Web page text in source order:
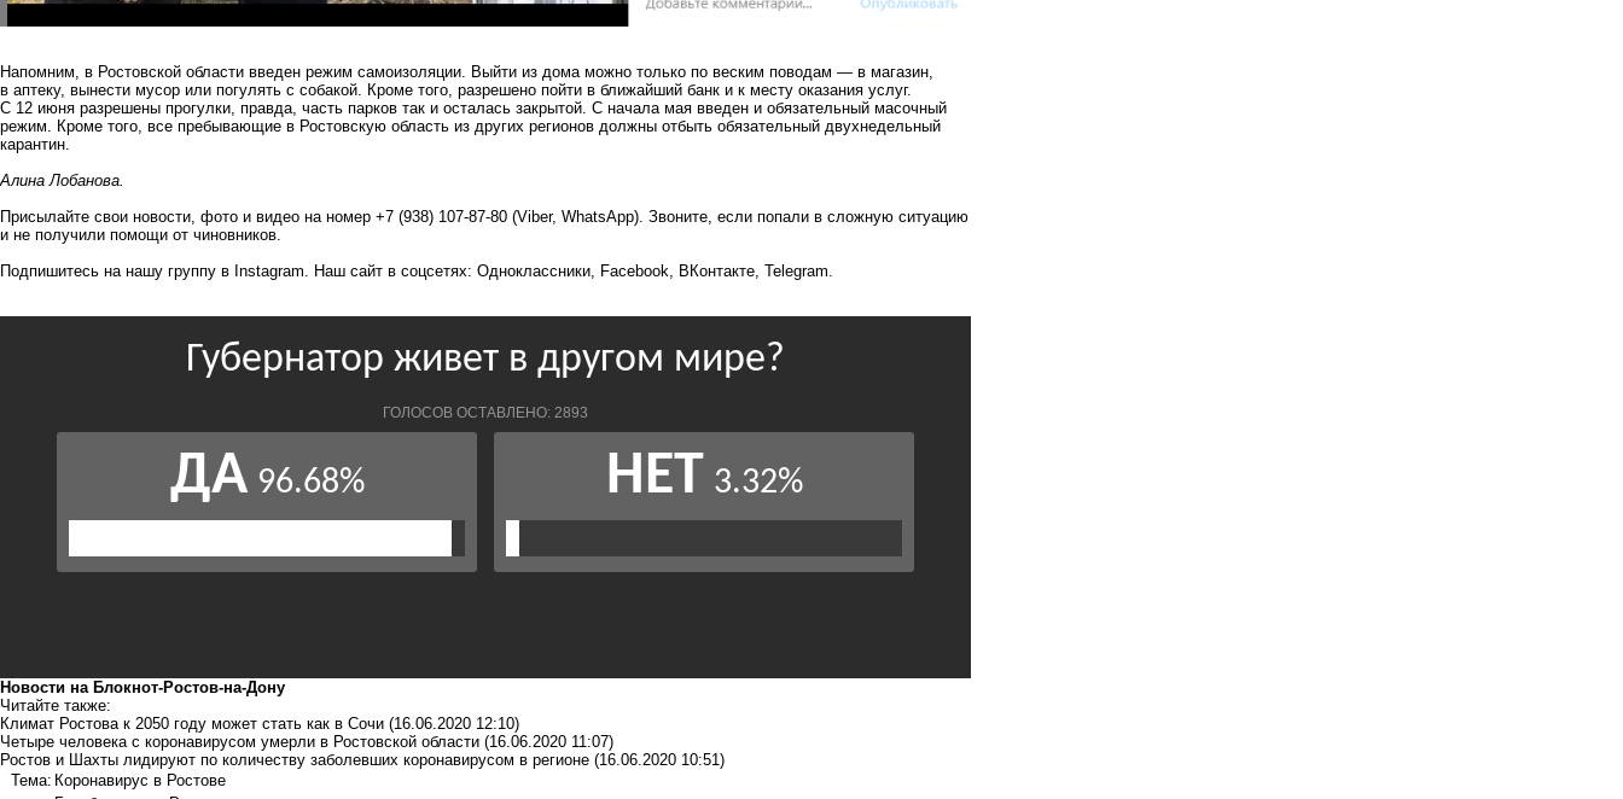
Напомним, в Ростовской области введен режим самоизоляции. Выйти из дома можно только по веским поводам — в магазин,
в аптеку, вынести мусор или погулять с собакой. Кроме того, разрешено пойти в ближайший банк и к месту оказания услуг.
С 12 июня разрешены прогулки, правда, часть парков так и осталась закрытой. С начала мая введен и обязательный масочный
режим. Кроме того, все пребывающие в Ростовскую область из других регионов должны отбыть обязательный двухнедельный
карантин.
Алина Лобанова.
Присылайте свои новости, фото и видео на номер +7 (938) 107-87-80 (Viber, WhatsApp). Звоните, если попали в сложную ситуацию
и не получили помощи от чиновников.
Подпишитесь на нашу группу в Instagram . Наш сайт в соцсетях: Одноклассники Facebook ВКонтакте Telegram
Новости на Блoкнoт-Ростов-на-Дону
Читайте также:
Климат Ростова к 2050 году может стать как в Сочи (16.06.2020 12:10)
Четыре человека с коронавирусом умерли в Ростовской области (16.06.2020 11:07)
Ростов и Шахты лидируют по количеству заболевших коронавирусом в регионе (16.06.2020 10:51)
Тема: Коронавирус в Ростове